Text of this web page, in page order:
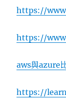
https://
https://
aws與azure
https://